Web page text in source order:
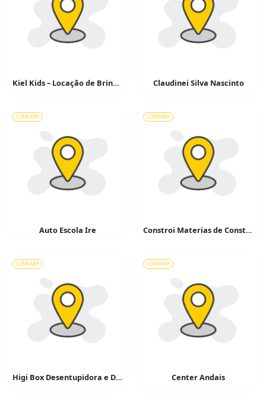
Kiel Kids – Locação de Brinquedos Claudinei Silva Nascinto
COMPANY
Auto Escola Ire
COMPANY
Constroi Materias de Construção
COMPANY
Higi Box Desentupidora e Dedetizadora
COMPANY
Center Andais